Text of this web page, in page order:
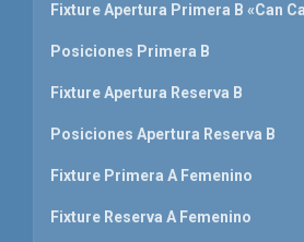
Fixture Apertura Primera B «Can
Posiciones Primera B
Fixture Apertura Reserva B
Posiciones Apertura Reserva B
Fixture Primera A Femenino
Fixture Reserva A Femenino